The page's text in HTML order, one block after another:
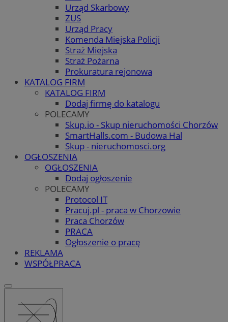
Urząd Skarbowy
ZUS
Urząd Pracy
Komenda Miejska Policji
Straż Miejska
Straż Pożarna
Prokuratura rejonowa
KATALOG FIRM
KATALOG FIRM
Dodaj firmę do katalogu
POLECAMY
Skup.io - Skup nieruchomości Chorzów
SmartHalls.com - Budowa Hal
Skup - nieruchomosci.org
OGŁOSZENIA
OGŁOSZENIA
Dodaj ogłoszenie
POLECAMY
Protocol IT
Pracuj.pl - praca w Chorzowie
Praca Chorzów
PRACA
Ogłoszenie o pracę
REKLAMA
WSPÓŁPRACA